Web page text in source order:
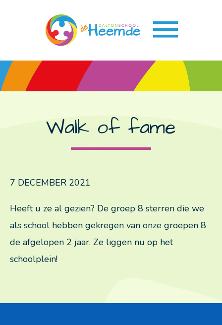
Over ons
Wie zijn wij
Onze school
Dalton onderwijs
Speerpunten
Schoolgids
Nieuws
Walk of fame
7 DECEMBER 2021
Heeft u ze al gezien? De groep 8 sterren die we
als school hebben gekregen van onze groepen 8
de afgelopen 2 jaar. Ze liggen nu op het
schoolplein!